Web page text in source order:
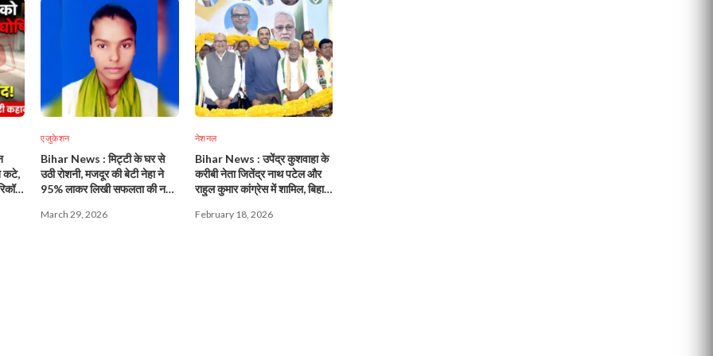
कटे,
एजुकेशन
Bihar News : मिट्टी के घर से
उठी रोशनी, मजदूर की बेटी नेहा ने
95% लाकर लिखी सफलता की नई
March 29, 2026
नेशनल
Bihar News : उपेंद्र कुशवाहा के
करीबी नेता जितेंद्र नाथ पटेल और
राहुल कुमार कांग्रेस में शामिल, बिहार
February 18, 2026